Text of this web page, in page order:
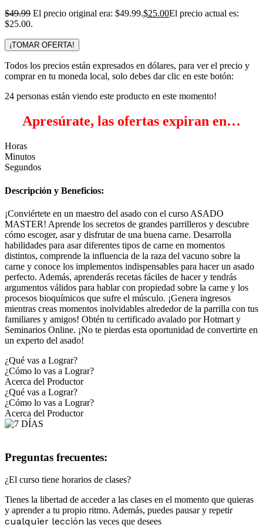
$49.99 El precio original era: $49.99.$25.00El precio actual es:
$25.00.
¡TOMAR OFERTA!
Todos los precios están expresados en dólares, para ver el precio y
comprar en tu moneda local, solo debes dar clic en este botón:
24 personas están viendo este producto en este momento!
Apresúrate, las ofertas expiran en…
Horas
Minutos
Segundos
Descripción y Beneficios:
¡Conviértete en un maestro del asado con el curso ASADO
MASTER! Aprende los secretos de grandes parrilleros y descubre
cómo escoger, asar y disfrutar de una buena carne. Desarrolla
habilidades para asar diferentes tipos de carne en momentos
distintos, comprende la influencia de la raza del vacuno sobre la
carne y conoce los implementos indispensables para hacer un asado
perfecto. Además, aprenderás recetas fáciles de hacer y tendrás
argumentos válidos para hablar con propiedad sobre la carne y los
procesos bioquímicos que sufre el músculo. ¡Genera ingresos
mientras creas momentos inolvidables alrededor de la parrilla con tus
familiares y amigos! Obtén tu certificado avalado por Hotmart y
Seminarios Online. ¡No te pierdas esta oportunidad de convertirte en
un experto del asado!
¿Qué vas a Lograr?
¿Cómo lo vas a Lograr?
Acerca del Productor
¿Qué vas a Lograr?
¿Cómo lo vas a Lograr?
Acerca del Productor
Preguntas frecuentes:
¿El curso tiene horarios de clases?
Tienes la libertad de acceder a las clases en el momento que quieras
y aprender a tu propio ritmo. Además, puedes pausar y repetir
cualquier lección las veces que desees